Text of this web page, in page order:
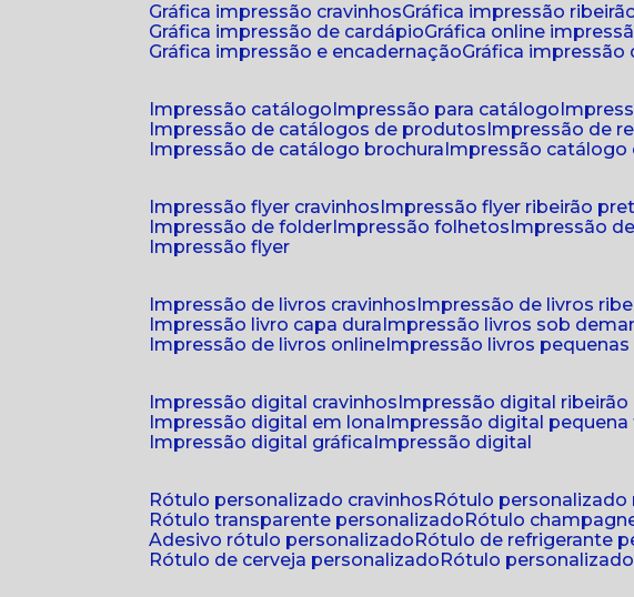
gráfica impressão cravinhos
gráfica impressão
gráfica impressão de cardápio
gráfica online
gráfica impressão e encadernação
gráfica impressão
impressão catálogo impressão para catálogo
impressão de catálogos de produtos impressão de
impressão de catálogo brochura impressão
impressão flyer cravinhos impressão flyer ribeirão
impressão de folder impressão folhetos impressão
impressão flyer
impressão de livros cravinhos impressão de livros
impressão livro capa dura impressão livros sob
impressão de livros online impressão livros
impressão digital cravinhos impressão digital
impressão digital em lona impressão digital
impressão digital gráfica impressão digital
rótulo personalizado cravinhos
rótulo
rótulo transparente personalizado
rótulo
adesivo rótulo personalizado
rótulo de refrigerante
rótulo de cerveja personalizado
rótulo personalizado